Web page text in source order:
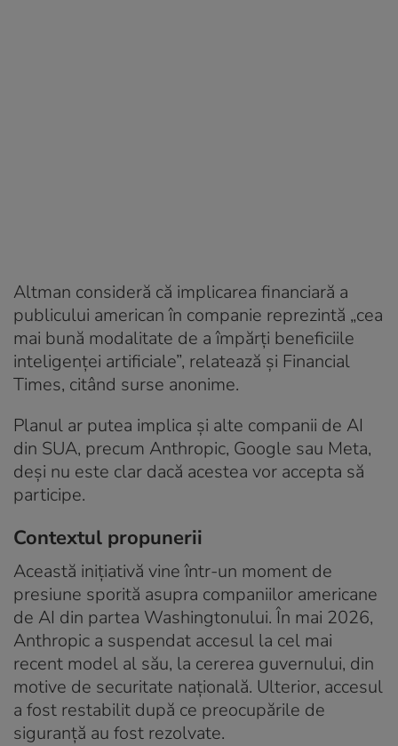
Altman consideră că implicarea financiară a
publicului american în companie reprezintă „cea
mai bună modalitate de a împărți beneficiile
inteligenței artificiale”, relatează și Financial
Times, citând surse anonime.
Planul ar putea implica și alte companii de AI
din SUA, precum Anthropic, Google sau Meta,
deși nu este clar dacă acestea vor accepta să
participe.
Contextul propunerii
Această inițiativă vine într-un moment de
presiune sporită asupra companiilor americane
de AI din partea Washingtonului. În mai 2026,
Anthropic a suspendat accesul la cel mai
recent model al său, la cererea guvernului, din
motive de securitate națională. Ulterior, accesul
a fost restabilit după ce preocupările de
siguranță au fost rezolvate.